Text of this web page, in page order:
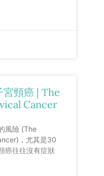
宮頸癌 | The
Cancer
風險 (The
，尤其是30
癌往往沒有症狀